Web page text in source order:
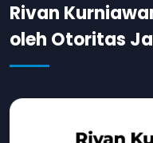
Rivan
oleh Otoritas